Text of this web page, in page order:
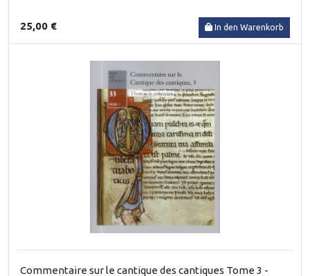
25,00 € In den Warenkorb
Commentaire sur le cantique des cantiques Tome 3 -